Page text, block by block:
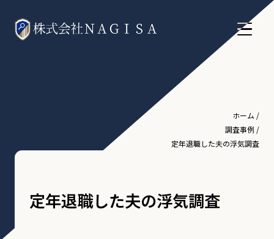
ホーム /
調査事例 /
定年退職した夫の浮気調査
定年退職した夫の浮気調査